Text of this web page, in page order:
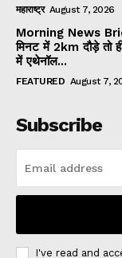
महाराष्ट्र August 7, 2026
Morning News
मिनट में 2km दौड़े तो
में एथेनॉल...
FEATURED August 7,
Subscribe
I've read and